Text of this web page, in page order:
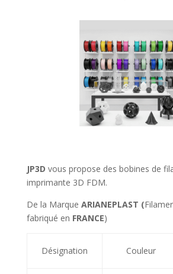
JP3D vous propose des bobines de
imprimante 3D FDM.
De la Marque ARIANEPLAST (
fabriqué en FRANCE)
Désignation Couleur